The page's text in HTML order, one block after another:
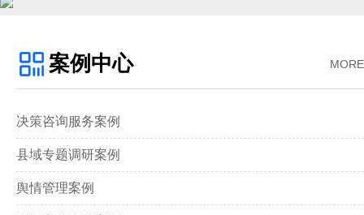
MORE
案例中心
决策咨询服务案例
县域专题调研案例
舆情管理案例